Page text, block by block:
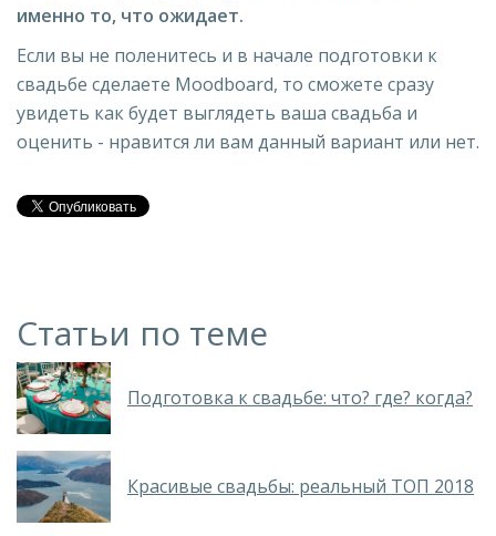
именно то, что ожидает.
Если вы не поленитесь и в начале подготовки к
свадьбе сделаете Moodboard, то сможете сразу
увидеть как будет выглядеть ваша свадьба и
оценить - нравится ли вам данный вариант или нет.
Статьи по теме
Подготовка к свадьбе: что? где? когда?
Красивые свадьбы: реальный ТОП 2018